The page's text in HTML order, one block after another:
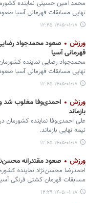
نهایی مسابقات قهرمانی آسیا
۱۴۰۵-۰۱-۱۸ ۱۲:۴۵
ورزش
صعود محمدجواد
قهرمانی آسیا
نهایی مسابقات قهرمانی آسیا
۱۴۰۵-۰۱-۱۸ ۱۲:۴۵
ورزش
احمدی‌وفا مغلوب شد
بازماند
نیمه نهایی بازماند.
۱۴۰۵-۰۱-۱۸ ۱۲:۴۵
ورزش صعود مقتدرانه
مسابقات قهرمان کشتی فرنگی
۱۴۰۵-۰۱-۱۸ ۱۲:۲۹